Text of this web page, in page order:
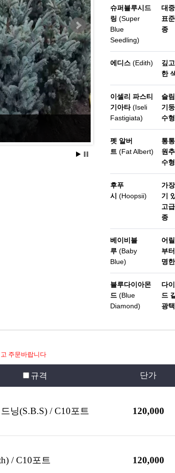
슈퍼블루시드
링 (Super
Blue
Seedling)
대
표
종
에디스(Edith)
깊
한
이셀리 파스티
기아타(Iseli
Fastigiata)
슬
기
수형
펫 알버
트(Fat Albert)
통
원
수형
후푸
시 (Hoopsii)
가장
기
고
종
베이비블
루(Baby
Blue)
어
부
명
블루다이아몬
드(Blue
Diamond)
다
드
광택
주문바랍니다
규격 단가
닝(S.B.S) / C10포트 120,000
/ C10포트 120,000